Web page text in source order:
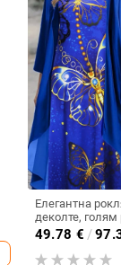
Елегантна
деколте,
ръкави и
трансгранична
европейска и
49.78 € /